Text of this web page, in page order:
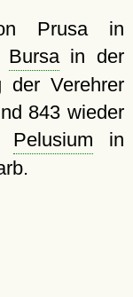
Prusa in
Bursain der
der Verehrer
843 wieder
Pelusium in